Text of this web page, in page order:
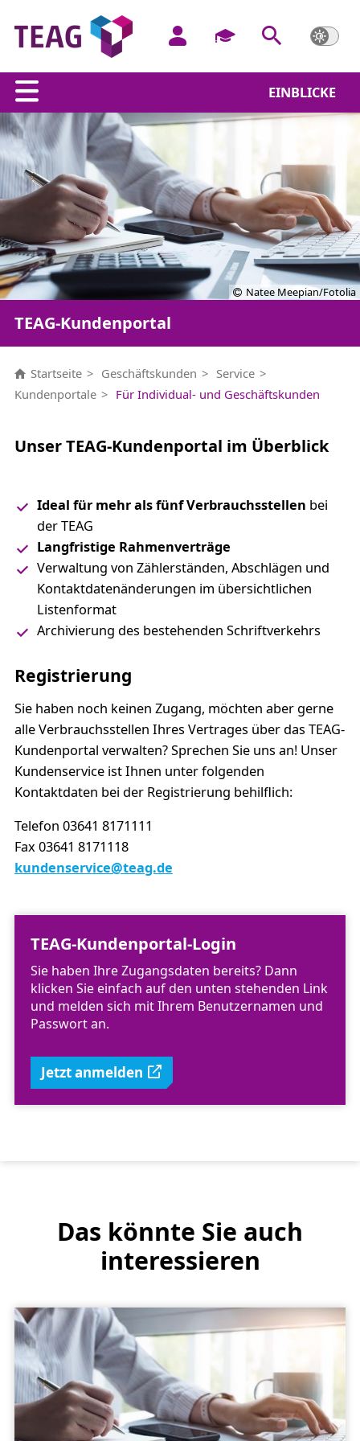
EINBLICKE
Natee Meepian/Fotolia
TEAG-Kundenportal
Startseite Geschäftskunden
Service
Kundenportale
Für Individual- und Geschäftskunden
Unser TEAG-Kundenportal im Überblick
Ideal für mehr als fünf Verbrauchsstellen bei
der TEAG
Langfristige Rahmenverträge
Verwaltung von Zählerständen, Abschlägen und
Kontaktdatenänderungen im übersichtlichen
Listenformat
Archivierung des bestehenden Schriftverkehrs
Registrierung
Sie haben noch keinen Zugang, möchten aber gerne
alle Verbrauchsstellen Ihres Vertrages über das TEAG-
Kundenportal verwalten? Sprechen Sie uns an! Unser
Kundenservice ist Ihnen unter folgenden
Kontaktdaten bei der Registrierung behilflich:
Telefon 03641 8171111
Fax 03641 8171118
kundenservice@teag.de
TEAG-Kundenportal-Login
Sie haben Ihre Zugangsdaten bereits? Dann
klicken Sie einfach auf den unten stehenden Link
und melden sich mit Ihrem Benutzernamen und
Passwort an.
Jetzt anmelden
Das könnte Sie auch
interessieren